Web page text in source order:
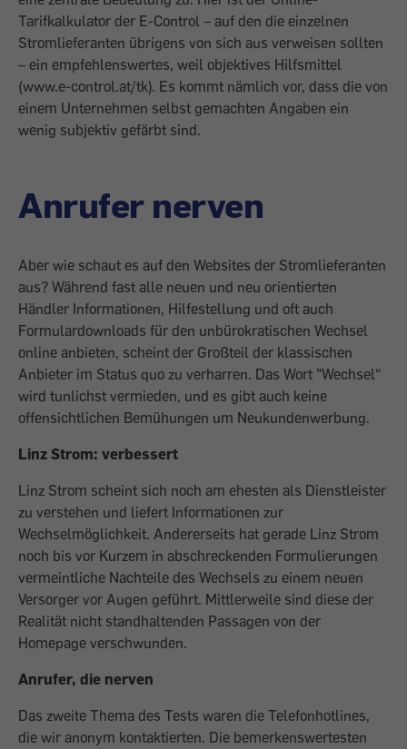
Tarifkalkulator der E-Control – auf den die einzelnen
Stromlieferanten übrigens von sich aus verweisen sollten
– ein empfehlenswertes, weil objektives Hilfsmittel
(www.e-control.at/tk). Es kommt nämlich vor, dass die von
einem Unter­nehmen selbst gemachten Angaben ein
wenig subjektiv gefärbt sind.
Anrufer nerven
Aber wie schaut es auf den Websites der Stromlieferanten
aus? Während fast alle neuen und neu orientierten
Händler Informationen, Hilfestellung und oft auch
Formulardownloads für den unbürokratischen Wechsel
online anbieten, scheint der Großteil der klassischen
Anbieter im Status quo zu verharren. Das Wort "Wechsel“
wird tunlichst vermieden, und es gibt auch keine
offensichtlichen Bemühungen um Neu­kundenwerbung.
Linz Strom: verbessert
Linz Strom scheint sich noch am ehesten als Dienstleister
zu verstehen und liefert Informationen zur
Wechselmöglichkeit. Andererseits hat gerade Linz Strom
noch bis vor Kurzem in abschreckenden Formulierungen
vermeint­liche Nachteile des Wechsels zu einem neuen
Versorger vor Augen geführt. Mittlerweile sind diese der
Realität nicht standhaltenden Passagen von der
Homepage verschwunden.
Anrufer, die nerven
Das zweite Thema des Tests waren die ­Telefonhotlines,
die wir anonym kontaktierten. Die bemerkenswertesten